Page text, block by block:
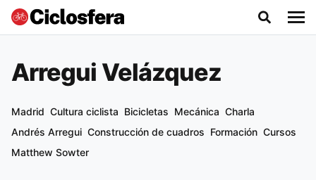
Arregui Velázquez
Madrid Cultura ciclista Bicicletas Mecánica Charla
Andrés Arregui Construcción de cuadros Formación Cursos
Matthew Sowter